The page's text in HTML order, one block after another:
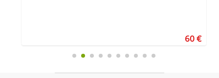
60 €